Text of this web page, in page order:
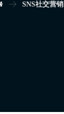
SNS社交营销